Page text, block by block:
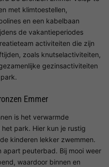
met klimtoestellen,
en een kabelbaan
de vakantieperiodes
activiteiten die zijn
zoals knutselactiviteiten,
gezinsactiviteiten
Emmer
is het verwarmde
park. Hier kun je rustig
kinderen lekker zwemmen.
apart peuterbad. Bij mooi weer
waardoor binnen en